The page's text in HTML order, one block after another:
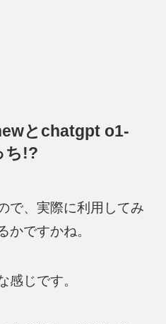
とchatgpt o1-
ち!?
で、実際に利用してみ
かですかね。
感じです。